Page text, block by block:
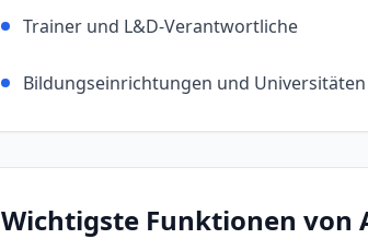
Trainer und L&D-Verantwortliche
Bildungseinrichtungen und Universitäten
Wichtigste Funktionen von